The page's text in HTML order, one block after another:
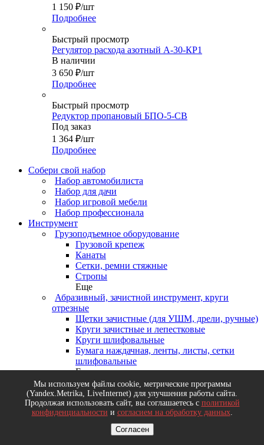
1 150 ₽/шт
Подробнее
Быстрый просмотр
Регулятор расхода азотный А-30-КР1
В наличии
3 650 ₽/шт
Подробнее
Быстрый просмотр
Редуктор пропановый БПО-5-СВ
Под заказ
1 364 ₽/шт
Подробнее
Собери свой набор
Набор автомобилиста
Набор для дачи
Набор игровой мебели
Набор профессионала
Инструмент
Грузоподъемное оборудование
Грузовой крепеж
Канаты
Сетки, ремни стяжные
Стропы
Еще
Абразивный, зачистной инструмент, круги
отрезные
Щетки зачистные (для УШМ, дрели, ручные)
Круги зачистные и лепестковые
Круги шлифовальные
Бумага наждачная, ленты, листы, сетки
шлифовальные
Еще
Деревообрабатывающий инструмент, диски
пильные
Диски пильные
Долота, стамески, рубанки
Ножовки и пилы по дереву
Мы используем файлы cookie, метрические программы
(Yandex.Metrika, LiveInternet) для улучшения работы сайта.
Продолжая использовать сайт, вы соглашаетесь с политикой
конфиденциальности и согласием на обработку данных.
Согласен